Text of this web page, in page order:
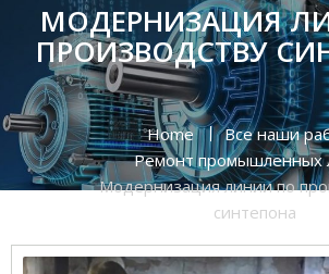
МОДЕРНИЗАЦИЯ
ПРОИЗВОДСТВУ
Home
Все наши
Ремонт промышленных
Модернизация линии по
синтепона